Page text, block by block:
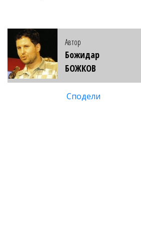
Автор
Божидар
БОЖКОВ
Сподели